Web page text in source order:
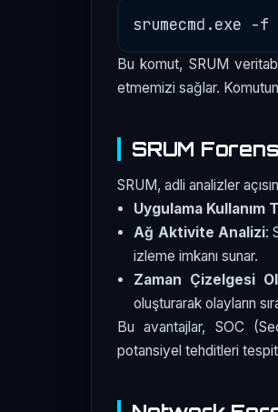
Bu komut, SRUM
etmemizi sağlar. Komutun
SRUM
SRUM, adli analizler
Uygulama Kullanım
Ağ Aktivite Analizi:
izleme imkanı sunar.
Zaman Çizelgesi
oluşturarak olayların
Bu avantajlar, SOC
potansiyel tehditleri